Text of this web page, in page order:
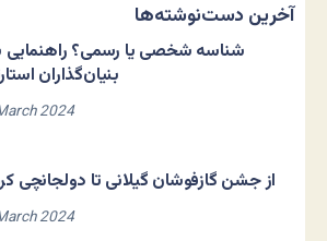
آخرین دست‌نوشته‌ها
شناسه شخصی یا رسمی؟ راهنمایی
بنیان‌گذاران
2024
از جشن گازفوشان گیلانی تا دولجانچی
2024